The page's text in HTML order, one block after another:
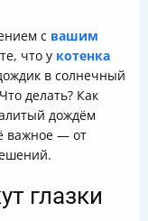
с вашим
что у котенка
в солнечный
делать? Как
дождём
важное — от
глазки